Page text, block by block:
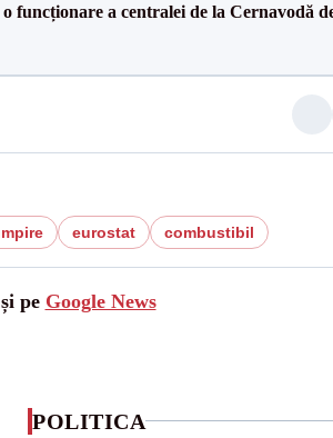
funcționare a centralei de la Cernavodă
eurostat combustibil
pe Google News
POLITICA